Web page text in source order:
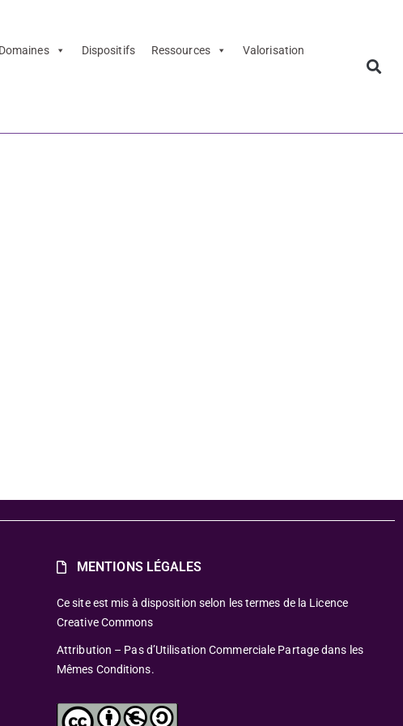
Domaines Dispositifs Ressources Valorisation
MENTIONS LÉGALES
Ce site est mis à disposition selon les termes de la Licence
Creative Commons
Attribution – Pas d’Utilisation Commerciale Partage dans les
Mêmes Conditions.